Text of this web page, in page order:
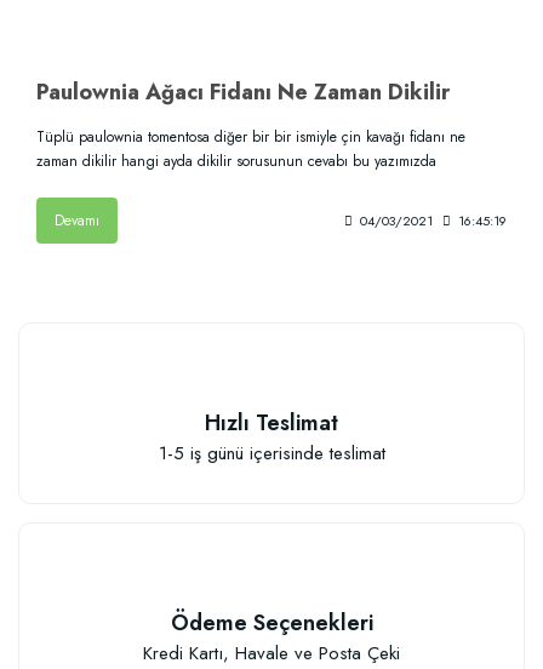
Paulownia Ağacı Fidanı Ne Zaman Dikilir
Tüplü paulownia tomentosa diğer bir bir ismiyle çin kavağı fidanı ne
zaman dikilir hangi ayda dikilir sorusunun cevabı bu yazımızda
Devamı 04/03/2021 16:45:19
Hızlı Teslimat
1-5 iş günü içerisinde teslimat
Ödeme Seçenekleri
Kredi Kartı, Havale ve Posta Çeki